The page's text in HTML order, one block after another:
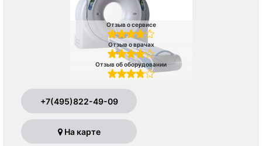
Отзыв о сервисе
Отзыв о врачах
Отзыв об оборудовании
+7(495)822-49-09
На карте